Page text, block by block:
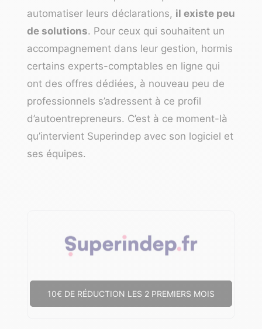
automatiser leurs déclarations, il existe peu
de solutions. Pour ceux qui souhaitent un
accompagnement dans leur gestion, hormis
certains experts-comptables en ligne qui
ont des offres dédiées, à nouveau peu de
professionnels s’adressent à ce profil
d’autoentrepreneurs. C’est à ce moment-là
qu’intervient Superindep avec son logiciel et
ses équipes.
10€ DE RÉDUCTION LES 2 PREMIERS MOIS